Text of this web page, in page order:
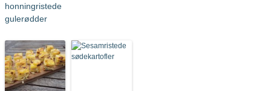
honningristede
gulerødder